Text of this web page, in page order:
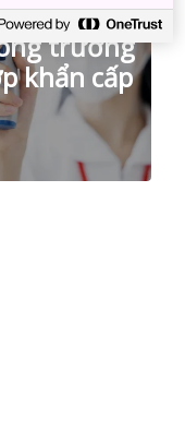
trường
khẩn cấp